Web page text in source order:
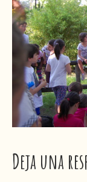
Deja una